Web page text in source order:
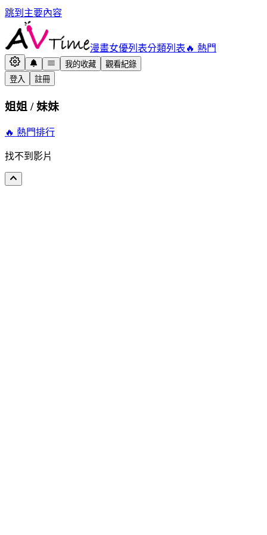
跳到主要內容
漫畫女優列表分類列表 🔥 熱門
我的收藏
觀看紀錄
登入
註冊
姐姐 / 妹妹
🔥 熱門排行
找不到影片